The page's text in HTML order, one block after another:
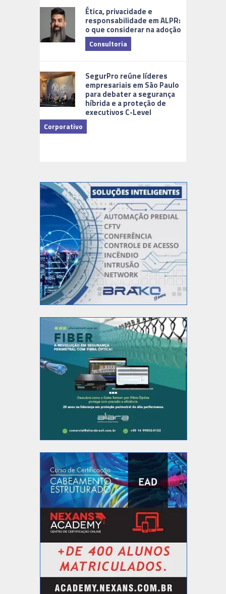
Ética, privacidade e
responsabilidade em ALPR:
o que considerar na adoção
Consultoria
SegurPro reúne líderes
empresariais em São Paulo
para debater a segurança
híbrida e a proteção de
executivos C-Level
Corporativo